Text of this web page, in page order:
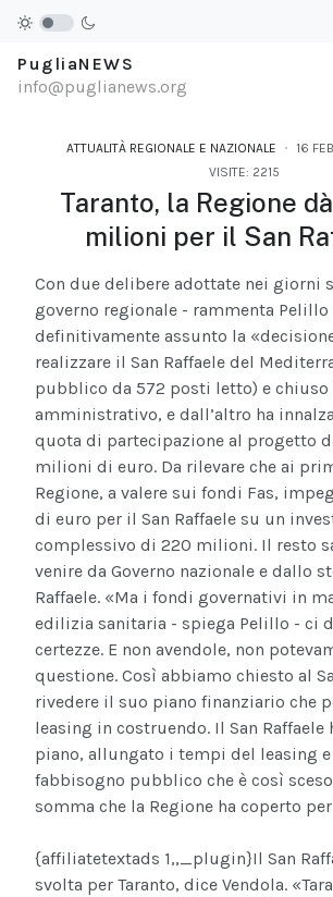
PugliaNEWS
info@puglianews.org
ATTUALITÀ REGIONALE E NAZIONALE
16
VISITE: 2215
Taranto, la Regione
milioni per il San
Con due delibere adottate nei giorni
governo regionale - rammenta Pelillo
definitivamente assunto la
realizzare il San Raffaele del
pubblico da 572 posti letto) e chiuso
amministrativo, e dall’altro ha
quota di partecipazione al progetto
milioni di euro. Da rilevare che ai
Regione, a valere sui fondi Fas,
di euro per il San Raffaele su un
complessivo di 220 milioni. Il resto
venire da Governo nazionale e dallo
Raffaele. «Ma i fondi governativi in
edilizia sanitaria - spiega Pelillo - ci
certezze. E non avendole, non
questione. Così abbiamo chiesto al
rivedere il suo piano finanziario che
leasing in costruendo. Il San Raffaele
piano, allungato i tempi del leasing
fabbisogno pubblico che è così
somma che la Regione ha coperto
{affiliatetextads 1,,_plugin}Il San
svolta per Taranto, dice Vendola.